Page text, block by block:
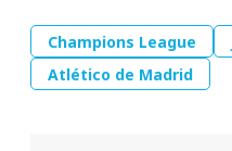
Champions League
Atlético de Madrid